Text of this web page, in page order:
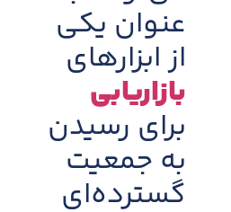
عنوان یکی
از ابزارهای
بازاریابی
برای رسیدن
به جمعیت
گسترده‌ای